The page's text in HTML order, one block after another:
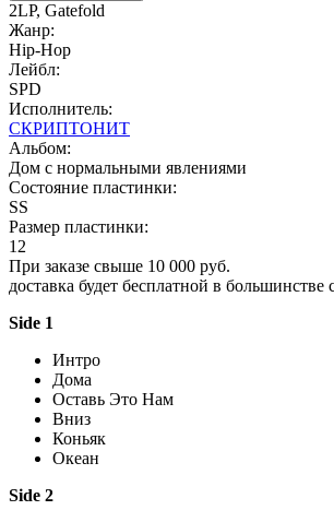
2LP, Gatefold
Жанр:
Hip-Hop
Лейбл:
SPD
Исполнитель:
СКРИПТОНИТ
Альбом:
Дом с нормальными явлениями
Состояние пластинки:
SS
Размер пластинки:
12
При заказе свыше 10 000 руб.
доставка будет бесплатной в большинстве
Side 1
Интро
Дома
Оставь Это Нам
Вниз
Коньяк
Океан
Side 2